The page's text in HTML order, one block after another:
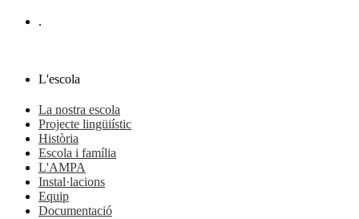
.
L'escola
La nostra escola
Projecte lingüiístic
Història
Escola i família
L'AMPA
Instal·lacions
Equip
Documentació